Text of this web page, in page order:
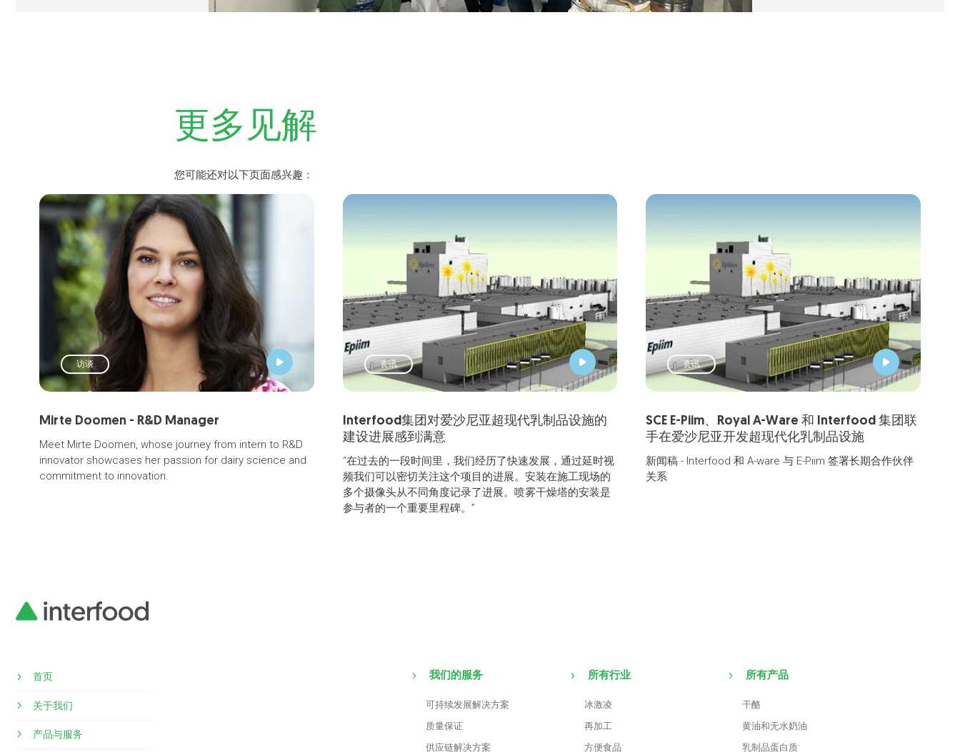
更多见解
您可能还对以下页面感兴趣：
访谈
Mirte Doomen - R&D Manager
Meet Mirte Doomen, whose journey from intern to R&D
innovator showcases her passion for dairy science and
commitment to innovation.
资讯
Interfood集团对爱沙尼亚超现代乳制品设施的
建设进展感到满意
“在过去的一段时间里，我们经历了快速发展，通过延时视
频我们可以密切关注这个项目的进展。安装在施工现场的
多个摄像头从不同角度记录了进展。喷雾干燥塔的安装是
参与者的一个重要里程碑。”
资讯
SCE E-Piim、Royal A-Ware 和 Interfood 集团联
手在爱沙尼亚开发超现代化乳制品设施
新闻稿 - Interfood 和 A-ware 与 E-Piim 签署长期合作伙伴
关系
首页
关于我们
产品与服务
我们的服务
可持续发展解决方案
质量保证
供应链解决方案
所有行业
冰激凌
再加工
方便食品
所有产品
干酪
黄油和无水奶油
乳制品蛋白质